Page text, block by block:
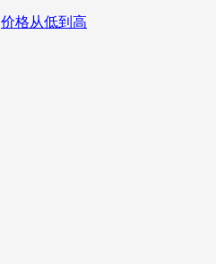
价格从低到高